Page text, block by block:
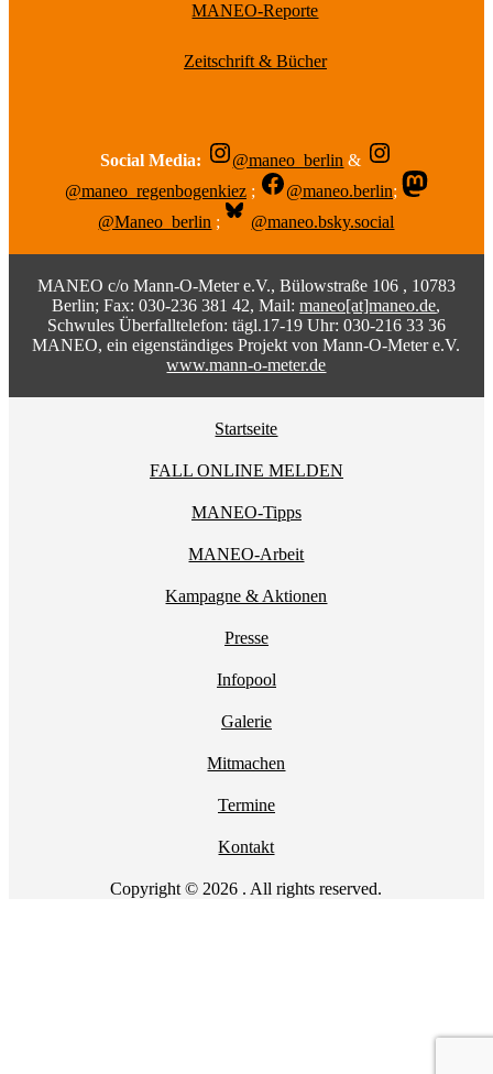
MANEO-Reporte
Zeitschrift & Bücher
Social Media: @maneo_berlin &
@maneo_regenbogenkiez ; @maneo.berlin;
@Maneo_berlin ; @maneo.bsky.social
MANEO c/o Mann-O-Meter e.V., Bülowstraße 106 , 10783
Berlin; Fax: 030-236 381 42, Mail:maneo[at]maneo.de,
Schwules Überfalltelefon: tägl.17-19 Uhr: 030-216 33 36
MANEO, ein eigenständiges Projekt von Mann-O-Meter e.V.
www.mann-o-meter.de
Startseite
FALL ONLINE MELDEN
MANEO-Tipps
MANEO-Arbeit
Kampagne & Aktionen
Presse
Infopool
Galerie
Mitmachen
Termine
Kontakt
Copyright © 2026 . All rights reserved.